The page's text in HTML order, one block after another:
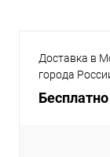
Доставка в
города
Бесплатно